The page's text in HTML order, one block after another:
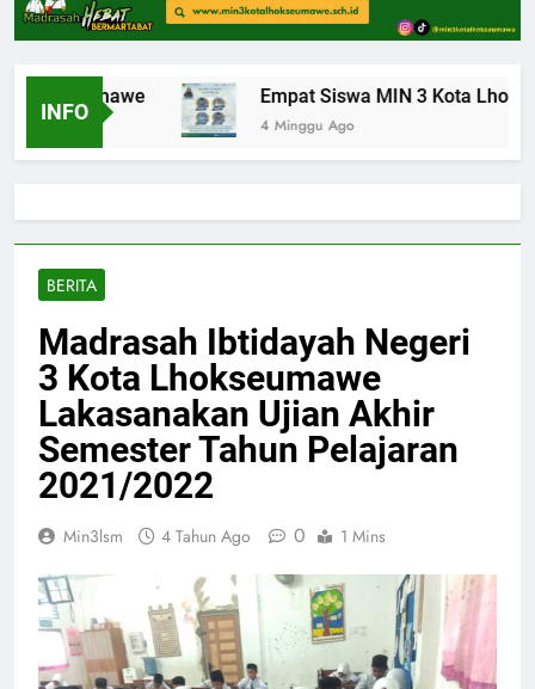
INFO
Empat Siswa MIN 3 Kota
4 Minggu Ago
BERITA
Madrasah Ibtidayah Negeri
3 Kota Lhokseumawe
Lakasanakan Ujian Akhir
Semester Tahun Pelajaran
2021/2022
Min3lsm 4 Tahun Ago 0 1 Mins